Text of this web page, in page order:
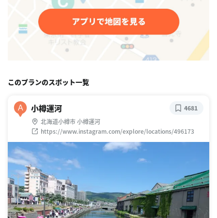
このプランのスポット一覧
A 小樽運河
北海道小樽市 小樽運河
https://www.instagram.com/explore/locations/496173
4681